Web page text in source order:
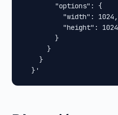
        "options": {
          "width": 1024,
          "height": 1024
        }
      }
    }
  }'